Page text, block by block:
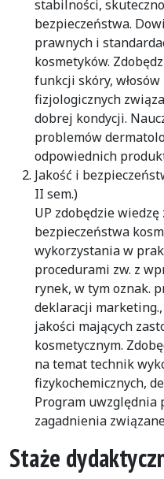
stabilności,
bezpieczeństwa.
prawnych i
kosmetyków.
funkcji skóry,
fizjologicznych
dobrej kondycji.
problemów
odpowiednich
Jakość i
II sem.)
UP zdobędzie
bezpieczeństwa
wykorzystania w
procedurami zw. z
rynek, w tym oznak.
deklaracji
jakości mających
kosmetycznym.
na temat technik
fizykochemicznych,
Program uwzględnia
zagadnienia
Staże